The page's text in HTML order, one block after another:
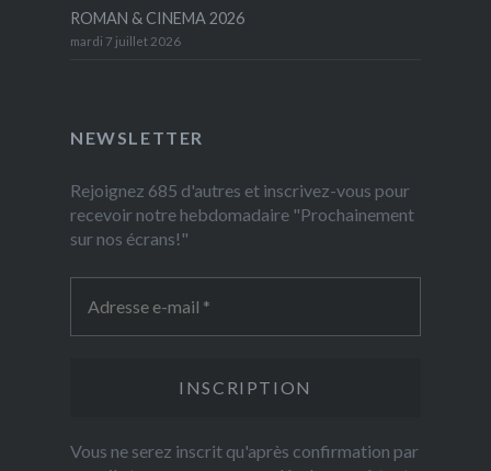
ROMAN & CINEMA 2026
mardi 7 juillet 2026
NEWSLETTER
Rejoignez 685 d'autres et inscrivez-vous pour
recevoir notre hebdomadaire "Prochainement
sur nos écrans!"
Vous ne serez inscrit qu'après confirmation par